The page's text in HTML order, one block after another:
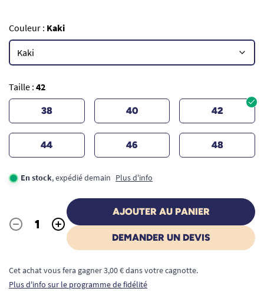
Couleur : Kaki
Taille : 42
38 40 42
44 46 48
En stock, expédié demain Plus d'info
Quantité
- +
AJOUTER AU PANIER
DEMANDER UN DEVIS
Cet achat vous fera gagner 3,00 € dans votre cagnotte.
Plus d'info sur le programme de fidélité